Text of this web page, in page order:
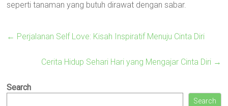
seperti tanaman yang butuh dirawat dengan sabar.
← Perjalanan Self Love: Kisah Inspiratif Menuju Cinta Diri
Cerita Hidup Sehari Hari yang Mengajar Cinta Diri →
Search
Search